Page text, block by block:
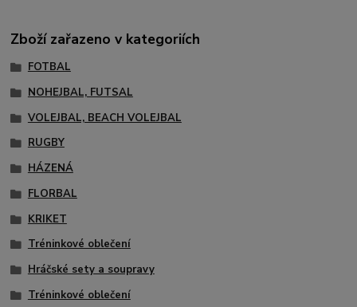
Zboží zařazeno v kategoriích
FOTBAL
NOHEJBAL, FUTSAL
VOLEJBAL, BEACH VOLEJBAL
RUGBY
HÁZENÁ
FLORBAL
KRIKET
Tréninkové oblečení
Hráčské sety a soupravy
Tréninkové oblečení